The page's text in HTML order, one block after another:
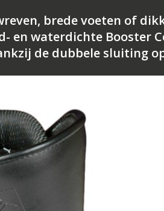
brede voeten of
en waterdichte Booster
de dubbele sluiting